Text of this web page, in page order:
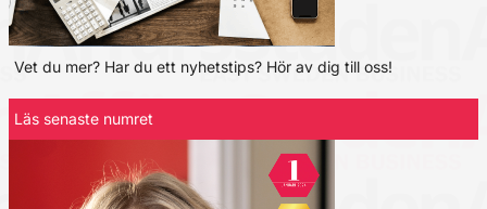
Vet du mer? Har du ett nyhetstips? Hör av dig till oss!
Läs senaste numret